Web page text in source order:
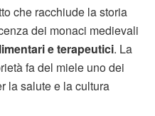
che racchiude la storia
dei monaci medievali
e terapeutici. La
fa del miele uno dei
la salute e la cultura